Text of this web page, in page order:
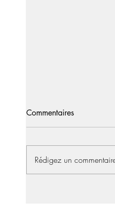
Commentaires
Rédigez un